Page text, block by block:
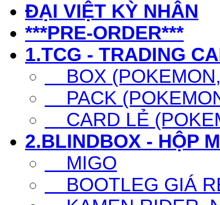
ĐẠI VIỆT KỲ NHÂN
***PRE-ORDER***
1.TCG - TRADING
BOX
PACK
CARD LẺ
2.BLINDBOX - HỘP
MIGO
BOOTLEG GIÁ